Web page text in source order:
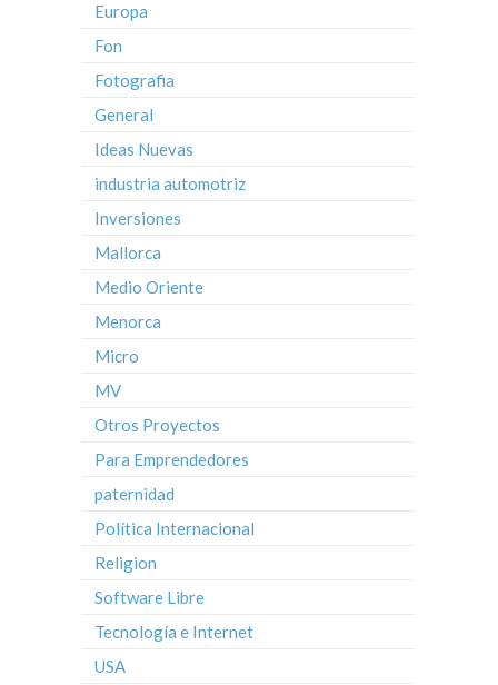
Europa
Fon
Fotografia
General
Ideas Nuevas
industria automotriz
Inversiones
Mallorca
Medio Oriente
Menorca
Micro
MV
Otros Proyectos
Para Emprendedores
paternidad
Política Internacional
Religion
Software Libre
Tecnología e Internet
USA